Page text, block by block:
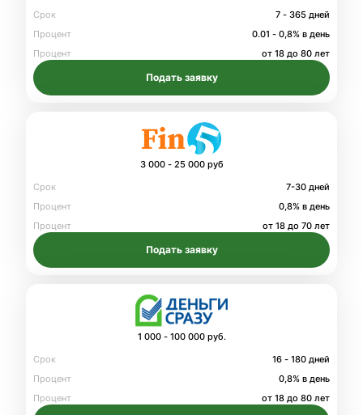
Срок
7 - 365 дней
Процент
0.01 - 0,8% в день
Процент
от 18 до 80 лет
Подать заявку
3 000 - 25 000 руб
Срок
7-30 дней
Процент
0,8% в день
Процент
от 18 до 70 лет
Подать заявку
1 000 - 100 000 руб.
Срок
16 - 180 дней
Процент
0,8% в день
Процент
от 18 до 80 лет